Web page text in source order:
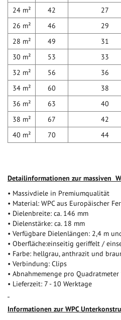
24 m²
42 27
26 m²
46 29
28 m²
49 31
30 m²
53 33
32 m²
56 36
34 m²
60 38
36 m²
63 40
38 m²
67 42
40 m²
70 44
Detailinformationen zur massiven
• Massivdiele in Premiumqualität
• Material: WPC aus Europäischer
• Dielenbreite: ca. 146 mm
• Dielenstärke: ca. 18 mm
• Verfügbare Dielenlängen: 2,4 m
• Oberfläche:einseitig geriffelt /
• Farbe: hellgrau, anthrazit und
• Verbindung: Clips
• Abnahmemenge pro
• Lieferzeit: 7 - 10 Werktage
Informationen zur WPC